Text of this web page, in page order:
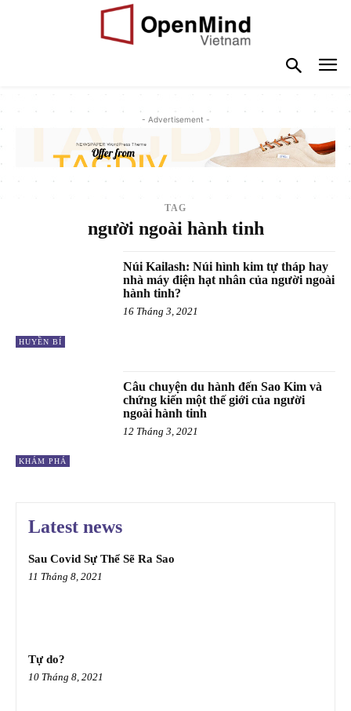
- Advertisement -
TAG
người ngoài hành tinh
HUYỀN BÍ
Núi Kailash: Núi hình kim tự tháp hay
nhà máy điện hạt nhân của người ngoài
hành tinh?
16 Tháng 3, 2021
KHÁM PHÁ
Câu chuyện du hành đến Sao Kim và
chứng kiến một thế giới của người
ngoài hành tinh
12 Tháng 3, 2021
Latest news
Sau Covid Sự Thể Sẽ Ra Sao
11 Tháng 8, 2021
Tự do?
10 Tháng 8, 2021